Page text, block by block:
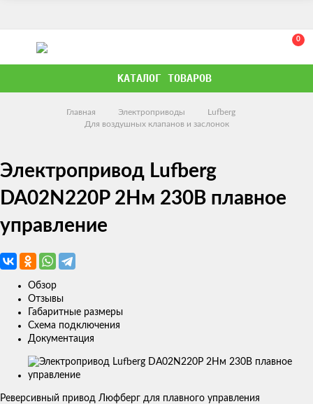
0
КАТАЛОГ ТОВАРОВ
Главная Электроприводы
Lufberg
Для воздушных клапанов и заслонок
Электропривод Lufberg
DA02N220P 2Нм 230В плавное
управление
Обзор
Отзывы
Габаритные размеры
Схема подключения
Документация
Изображения
товаров
Реверсивный привод Люфберг для плавного управления